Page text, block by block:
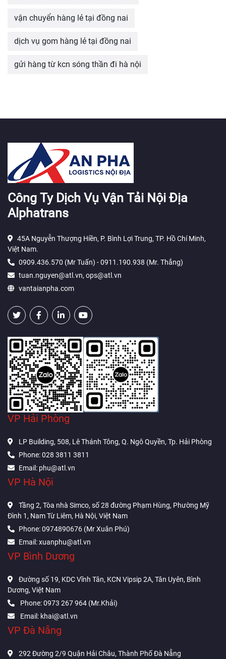
vận chuyển hàng lẻ tại đồng nai
dịch vụ gom hàng lẻ tại đồng nai
gửi hàng từ kcn sóng thần đi hà nội
Công Ty Dịch Vụ Vận Tải Nội Địa
Alphatrans
45A Nguyễn Thượng Hiền, P. Bình Lợi Trung, TP. Hồ Chí Minh,
Việt Nam.
0909.436.570 (Mr Tuấn) - 0911.190.938 (Mr. Thắng)
tuan.nguyen@atl.vn, ops@atl.vn
vantaianpha.com
VP Hải Phòng
LP Building, 508, Lê Thánh Tông, Q. Ngô Quyền, Tp. Hải Phòng
Phone: 028 3811 3811
Email: phu@atl.vn
VP Hà Nội
Tầng 2, Tòa nhà Simco, số 28 đường Phạm Hùng, Phường Mỹ
Đình 1, Nam Từ Liêm, Hà Nội, Việt Nam
Phone: 0974890676 (Mr Xuân Phú)
Email: xuanphu@atl.vn
VP Bình Dương
Đường số 19, KDC Vĩnh Tân, KCN Vipsip 2A, Tân Uyên, Bình
Dương, Việt Nam
Phone: 0973 267 964 (Mr.Khải)
Email: khai@atl.vn
VP Đà Nẵng
292 Đường 2/9 Quận Hải Châu, Thành Phố Đà Nẵng